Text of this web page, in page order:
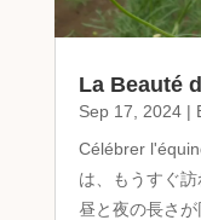
La Beauté
Sep 17, 2024|
Célébrer
は、もうすぐ訪
昼と夜の長さ